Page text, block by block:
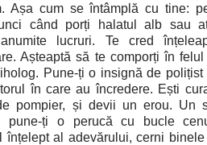
Așa cum se întâmplă cu tine:
când porți halatul alb sau
lucruri. Te cred
Așteaptă să te comporți în
Pune-ți o insignă de
în care au încredere. Ești
pompier, și devii un erou. Un
pune-ți o perucă cu bucle
înțelept al adevărului, cerni